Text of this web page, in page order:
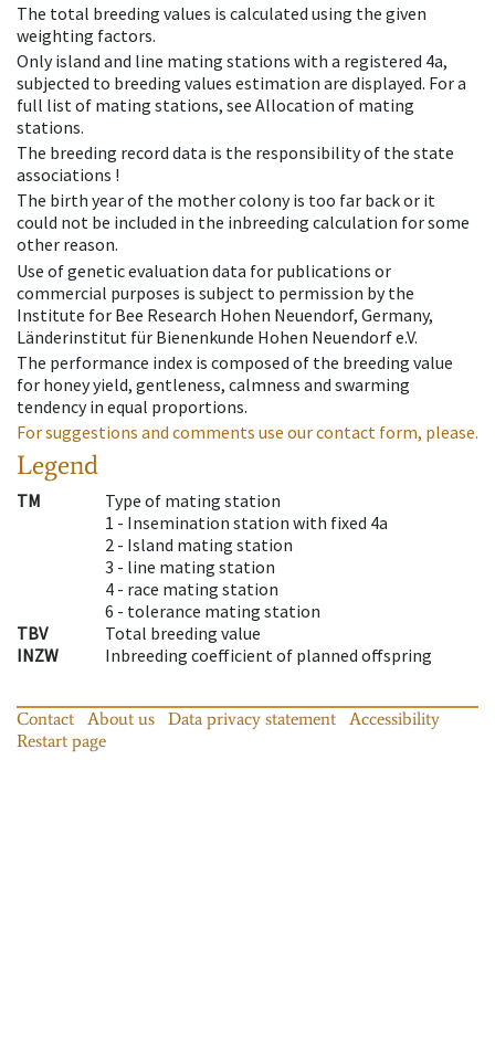
The total breeding values is calculated using the given
weighting factors.
Only island and line mating stations with a registered 4a,
subjected to breeding values estimation are displayed. For a
full list of mating stations, see Allocation of mating
stations.
The breeding record data is the responsibility of the state
associations !
The birth year of the mother colony is too far back or it
could not be included in the inbreeding calculation for some
other reason.
Use of genetic evaluation data for publications or
commercial purposes is subject to permission by the
Institute for Bee Research Hohen Neuendorf, Germany,
Länderinstitut für Bienenkunde Hohen Neuendorf e.V.
The performance index is composed of the breeding value
for honey yield, gentleness, calmness and swarming
tendency in equal proportions.
For suggestions and comments use our contact form, please.
Legend
TM
Type of mating station
1 - Insemination station with fixed 4a
2 - Island mating station
3 - line mating station
4 - race mating station
6 - tolerance mating station
TBV
Total breeding value
INZW
Inbreeding coefficient of planned offspring
Contact About us Data privacy statement
Accessibility
Restart page